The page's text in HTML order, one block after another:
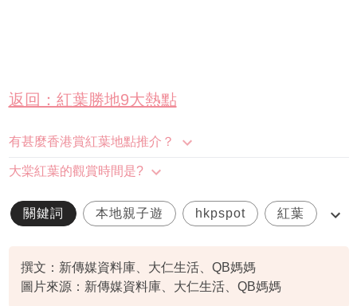
返回：紅葉勝地9大熱點
有甚麼香港賞紅葉地點推介？
大棠紅葉的觀賞時間是?
關鍵詞 本地親子遊 hkpspot 紅葉
撰文：新傳媒資料庫、大仁生活、QB媽媽
圖片來源：新傳媒資料庫、大仁生活、QB媽媽